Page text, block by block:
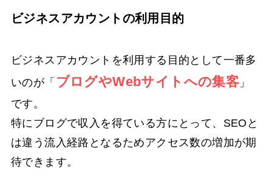
ビジネスアカウントの利用目的
ビジネスアカウントを利用する目的として一番多
いのが「 ブログやWebサイトへの集客 」
です。
特にブログで収入を得ている方にとって、SEOと
は違う流入経路となるためアクセス数の増加が期
待できます。